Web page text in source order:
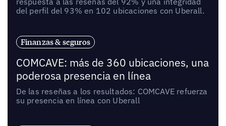
del perfil del 93% en 102 ubicaciones con Uberall.
Finanzas & seguros
COMCAVE: más de 360 ubicaciones, una
poderosa presencia en línea
De las reseñas a los resultados: COMCAVE refuerza
su presencia en línea con Uberall